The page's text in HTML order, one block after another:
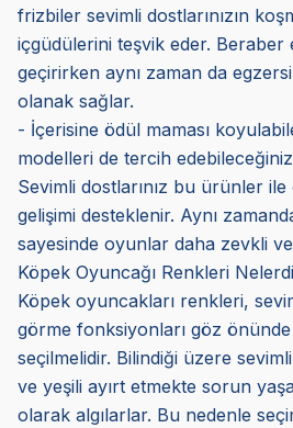
frizbiler sevimli dostlarınızın
içgüdülerini teşvik eder. Beraber
geçirirken aynı zaman da
olanak sağlar.
- İçerisine ödül maması
modelleri de tercih
Sevimli dostlarınız bu ürünler
gelişimi desteklenir. Aynı
sayesinde oyunlar daha zevkli
Köpek Oyuncağı Renkleri
Köpek oyuncakları renkleri,
görme fonksiyonları göz
seçilmelidir. Bilindiği üzere sevimli
ve yeşili ayırt etmekte sorun
olarak algılarlar. Bu nedenle